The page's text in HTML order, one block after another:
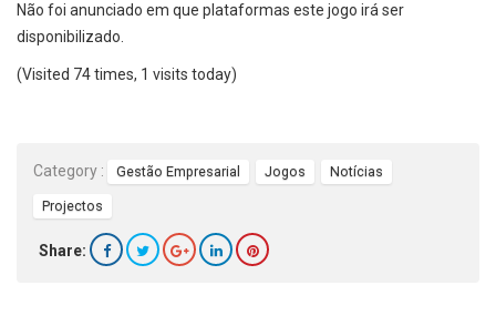
Não foi anunciado em que plataformas este jogo irá ser
disponibilizado.
(Visited 74 times, 1 visits today)
Category : Gestão Empresarial Jogos Notícias
Projectos
Share: